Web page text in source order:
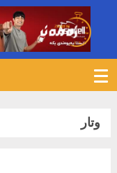
وتار